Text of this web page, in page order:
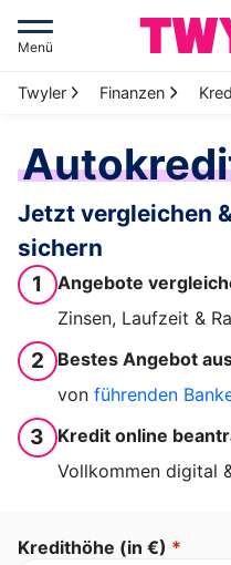
Menü
Twyler Finanzen
Jetzt vergleichen
sichern
1
Angebote
Zinsen, Laufzeit &
2
Bestes Angebot
von führenden
3
Kredit online
Vollkommen digital
Kredithöhe (in €) *